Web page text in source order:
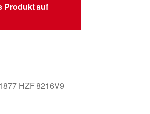
Produkt auf
HZF 8216V9